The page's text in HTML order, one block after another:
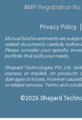
AMFI Registration No.
Privacy Policy
Mutual fund investments are
related documents carefully before
Please consider your specific
portfolio that suits your needs.
Shepard Technologies Pvt. Ltd.
express or implied, on products
damages or losses, however
or related services. Terms and
©2026 Shepard